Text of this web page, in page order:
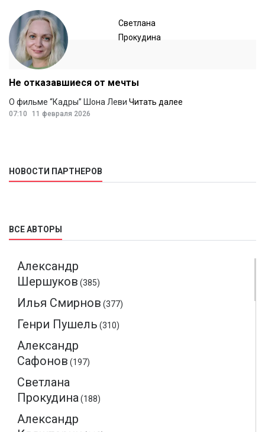
Светлана
Прокудина
Не отказавшиеся от мечты
О фильме “Кадры” Шона Леви Читать далее
07:10 11 февраля 2026
НОВОСТИ ПАРТНЕРОВ
ВСЕ АВТОРЫ
Александр
Шершуков (385)
Илья Смирнов (377)
Генри Пушель (310)
Александр
Сафонов (197)
Светлана
Прокудина (188)
Александр